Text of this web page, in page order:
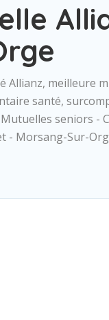
Allianz, meilleure
santé,
seniors -
- Morsang-Sur-